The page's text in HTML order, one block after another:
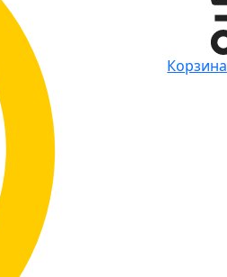
Корзина